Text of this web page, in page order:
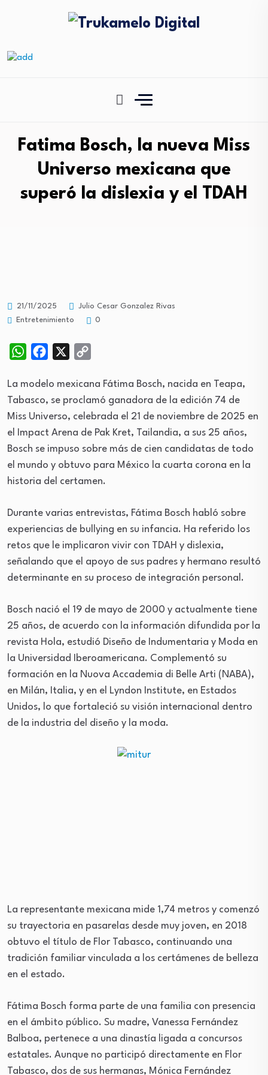
Fatima Bosch, la nueva Miss
Universo mexicana que
superó la dislexia y el TDAH
21/11/2025
Julio Cesar Gonzalez Rivas
Entretenimiento
0
WhatsAppFacebook
La modelo mexicana Fátima Bosch, nacida en Teapa,
Tabasco, se proclamó ganadora de la edición 74 de
Miss Universo, celebrada el 21 de noviembre de 2025 en
el Impact Arena de Pak Kret, Tailandia, a sus 25 años,
Bosch se impuso sobre más de cien candidatas de todo
el mundo y obtuvo para México la cuarta corona en la
historia del certamen.
Durante varias entrevistas, Fátima Bosch habló sobre
experiencias de bullying en su infancia. Ha referido los
retos que le implicaron vivir con TDAH y dislexia,
señalando que el apoyo de sus padres y hermano resultó
determinante en su proceso de integración personal.
Bosch nació el 19 de mayo de 2000 y actualmente tiene
25 años, de acuerdo con la información difundida por la
revista Hola, estudió Diseño de Indumentaria y Moda en
la Universidad Iberoamericana. Complementó su
formación en la Nuova Accademia di Belle Arti (NABA),
en Milán, Italia, y en el Lyndon Institute, en Estados
Unidos, lo que fortaleció su visión internacional dentro
de la industria del diseño y la moda.
La representante mexicana mide 1,74 metros y comenzó
su trayectoria en pasarelas desde muy joven, en 2018
obtuvo el título de Flor Tabasco, continuando una
tradición familiar vinculada a los certámenes de belleza
en el estado.
Fátima Bosch forma parte de una familia con presencia
en el ámbito público. Su madre, Vanessa Fernández
Balboa, pertenece a una dinastía ligada a concursos
estatales. Aunque no participó directamente en Flor
Tabasco, dos de sus hermanas, Mónica Fernández